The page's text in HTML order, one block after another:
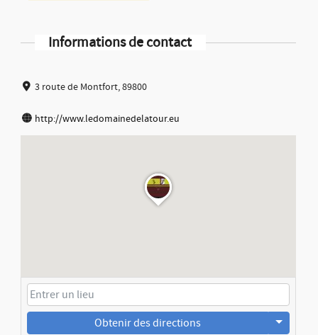
Informations de contact
3 route de Montfort, 89800
http://www.ledomainedelatour.eu
Obtenir des directions